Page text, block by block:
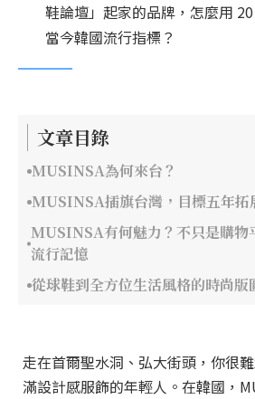
鞋論壇」起家的品牌，怎麼用
當今韓國流行指標？
文章目錄
MUSINSA為何來台？
MUSINSA插旗台灣，目標五年拓
MUSINSA有何魅力？不只是購物
流行記憶
從球鞋到全方位生活風格的時尚版
走在首爾聖水洞、弘大街頭，你很
滿設計感服飾的年輕人。在韓國，